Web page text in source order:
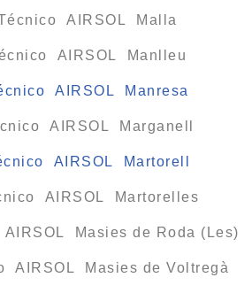
AIRSOL Malla
AIRSOL Manlleu
AIRSOL Manresa
AIRSOL Marganell
AIRSOL Martorell
AIRSOL Martorelles
Masies de Roda (Les)
AIRSOL Masies de Voltregà